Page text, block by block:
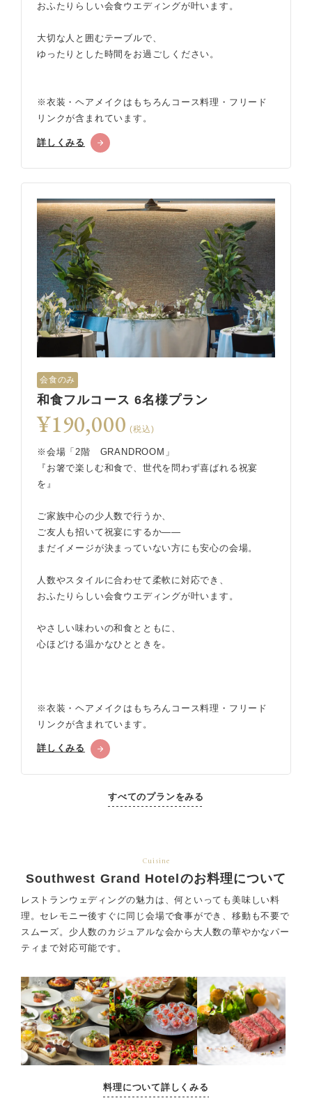
おふたりらしい会食ウエディングが叶います。
大切な人と囲むテーブルで、
ゆったりとした時間をお過ごしください。
※衣装・ヘアメイクはもちろんコース料理・フリード
リンクが含まれています。
詳しくみる
会食のみ
和食フルコース 6名様プラン
¥190,000 (税込)
※会場「2階 GRANDROOM」
『お箸で楽しむ和食で、世代を問わず喜ばれる祝宴
を』
ご家族中心の少人数で行うか、
ご友人も招いて祝宴にするか——
まだイメージが決まっていない方にも安心の会場。
人数やスタイルに合わせて柔軟に対応でき、
おふたりらしい会食ウエディングが叶います。
やさしい味わいの和食とともに、
心ほどける温かなひとときを。
※衣装・ヘアメイクはもちろんコース料理・フリード
リンクが含まれています。
詳しくみる
すべてのプランをみる
Cuisine
Southwest Grand Hotelのお料理について
レストランウェディングの魅力は、何といっても美味しい料
理。セレモニー後すぐに同じ会場で食事ができ、移動も不要で
スムーズ。少人数のカジュアルな会から大人数の華やかなパー
ティまで対応可能です。
料理について詳しくみる